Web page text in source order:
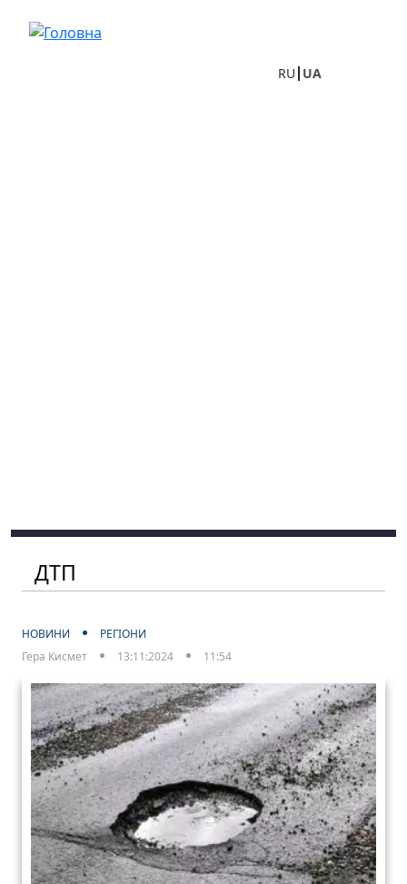
RU UA
ДТП
НОВИНИ
РЕГІОНИ
Гера Кисмет
13:11:2024 11:54